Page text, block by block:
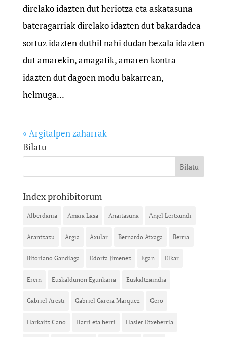
direlako idazten dut heriotza eta askatasuna
bateragarriak direlako idazten dut bakardadea
sortuz idazten duthil nahi dudan bezala idazten
dut amarekin, amagatik, amaren kontra
idazten dut dagoen modu bakarrean,
helmuga...
« Argitalpen zaharrak
Bilatu
Index prohibitorum
Alberdania Amaia Lasa Anaitasuna Anjel Lertxundi
Arantzazu Argia Axular Bernardo Atxaga Berria
Bitoriano Gandiaga Edorta Jimenez Egan Elkar
Erein Euskaldunon Egunkaria Euskaltzaindia
Gabriel Aresti Gabriel Garcia Marquez Gero
Harkaitz Cano Harri eta herri Hasier Etxeberria